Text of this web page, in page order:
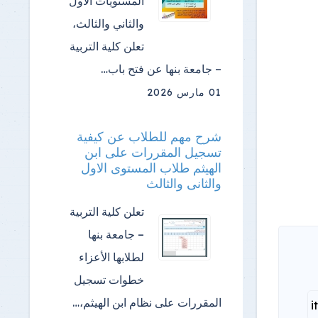
والثاني والثالث،
تعلن كلية التربية
– جامعة بنها عن فتح باب…
01 مارس 2026
شرح مهم للطلاب عن كيفية
تسجيل المقررات على ابن
الهيثم طلاب المستوى الاول
والثانى والثالث
تعلن كلية التربية
– جامعة بنها
لطلابها الأعزاء
خطوات تسجيل
المقررات على نظام ابن الهيثم،…